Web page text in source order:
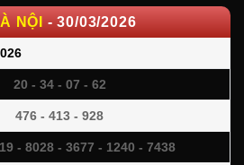
NỘI -30/03/2026
20 - 34 - 07 - 62
476 - 413 - 928
- 8028 - 3677 - 1240 - 7438